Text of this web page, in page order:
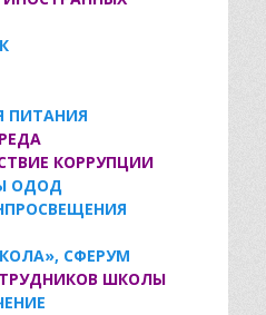
ПИТАНИЯ
КОРРУПЦИИ
ОДОД
СФЕРУМ
ШКОЛЫ